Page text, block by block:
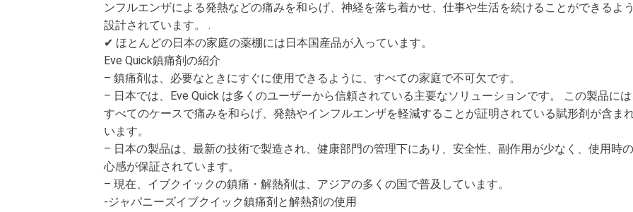
ンフルエンザによる発熱などの痛みを和らげ、神経を落ち着かせ、仕事や生活を続けることができるよ
設計されています。 .
✔ ほとんどの日本の家庭の薬棚には日本国産品が入っています。
Eve Quick鎮痛剤の紹介
– 鎮痛剤は、必要なときにすぐに使用できるように、すべての家庭で不可欠です。
– 日本では、Eve Quick は多くのユーザーから信頼されている主要なソリューションです。 この製品には
すべてのケースで痛みを和らげ、発熱やインフルエンザを軽減することが証明されている賦形剤が含ま
います。
– 日本の製品は、最新の技術で製造され、健康部門の管理下にあり、安全性、副作用が少なく、使用時
心感が保証されています。
– 現在、イブクイックの鎮痛・解熱剤は、アジアの多くの国で普及しています。
-ジャパニーズイブクイック鎮痛剤と解熱剤の使用